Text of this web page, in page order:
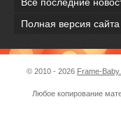
Полная версия сайта
© 2010 - 2026 Frame-
Любое копирование